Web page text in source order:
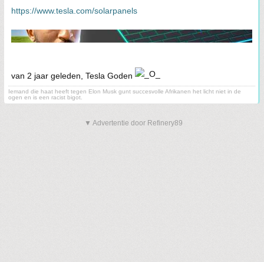
https://www.tesla.com/solarpanels
van 2 jaar geleden, Tesla Goden
Iemand die haat heeft tegen Elon Musk gunt succesvolle Afrikanen het licht niet in de
ogen en is een racist bigot.
▼ Advertentie door Refinery89